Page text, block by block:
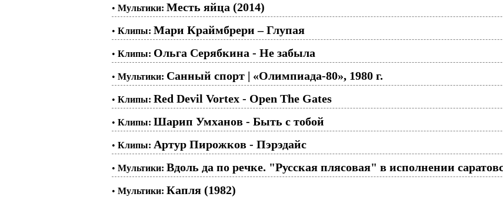
• Мультики: Месть яйца (2014)
• Клипы: Мари Краймбрери – Глупая
• Клипы: Ольга Серябкина - Не забыла
• Мультики: Санный спорт | «Олимпиада-80», 1980 г.
• Клипы: Red Devil Vortex - Open The Gates
• Клипы: Шарип Умханов - Быть с тобой
• Клипы: Артур Пирожков - Пэрэдайс
• Мультики: Вдоль да по речке. "Русская плясовая" в исполнении
• Мультики: Капля (1982)